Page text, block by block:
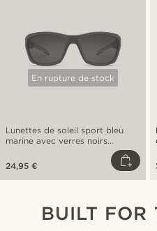
En rupture de stock
Lunettes de soleil sport bleu
marine avec verres noirs
24,95 €
BUILT FOR